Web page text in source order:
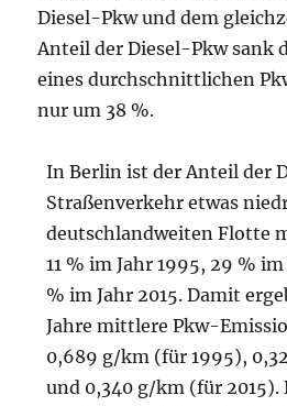
Diesel-Pkw und dem
Anteil der Diesel-Pkw sank
eines durchschnittlichen
nur um 38 %.
In Berlin ist der Anteil der
Straßenverkehr etwas
deutschlandweiten Flotte
11 % im Jahr 1995, 29 %
% im Jahr 2015. Damit
Jahre mittlere Pkw-
0,689 g/km (für 1995),
und 0,340 g/km (für 2015).